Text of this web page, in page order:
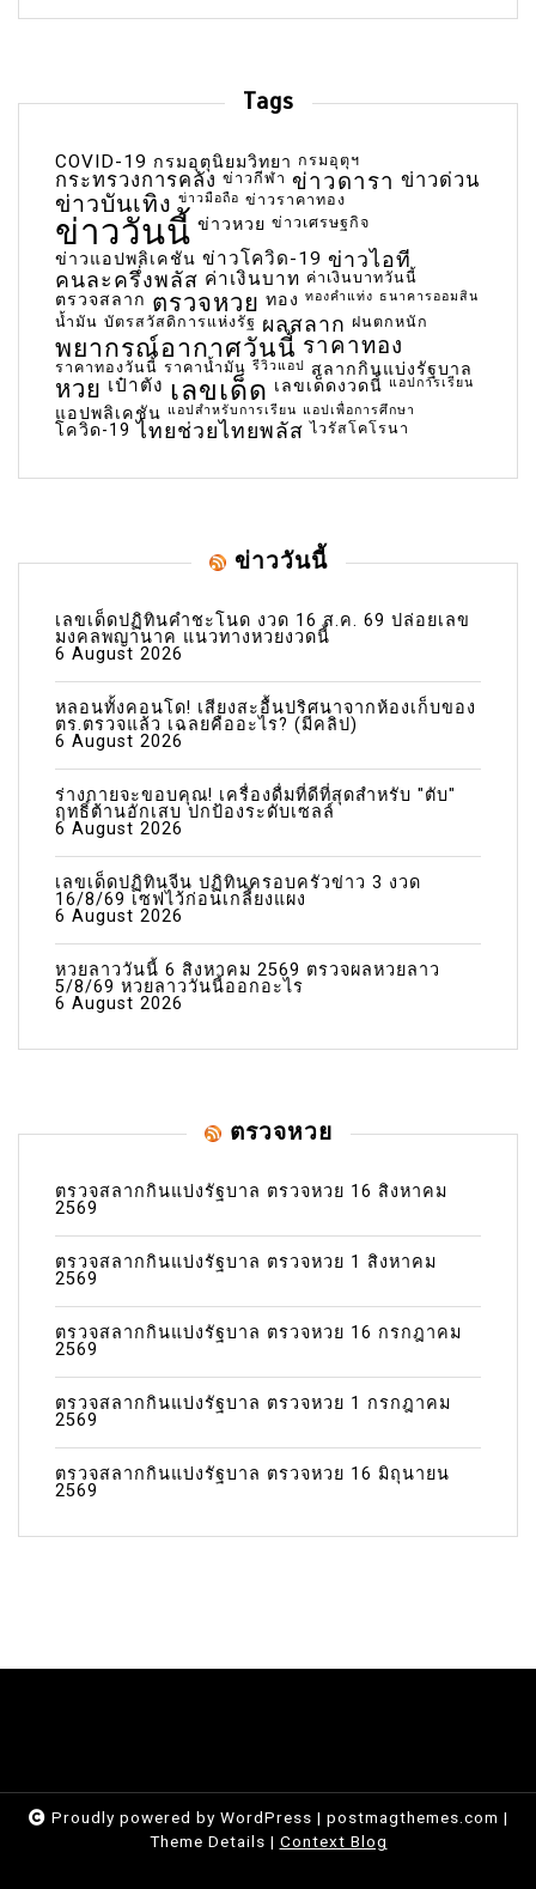
Tags
COVID-19 กรมอุตุนิยมวิทยา กรมอุตุฯ
กระทรวงการคลัง ข่าวกีฬา ข่าวดารา ข่าวด่วน
ข่าวบันเทิง ข่าวมือถือ ข่าวราคาทอง
ข่าววันนี้ ข่าวหวย ข่าวเศรษฐกิจ
ข่าวแอปพลิเคชัน ข่าวโควิด-19 ข่าวไอที
คนละครึ่งพลัส ค่าเงินบาท ค่าเงินบาทวันนี้
ตรวจสลาก ตรวจหวย ทอง ทองคำแท่ง ธนาคารออมสิน
น้ำมัน บัตรสวัสดิการแห่งรัฐ ผลสลาก ฝนตกหนัก
พยากรณ์อากาศวันนี้ ราคาทอง
ราคาทองวันนี้ ราคาน้ำมัน รีวิวแอป สลากกินแบ่งรัฐบาล
หวย เป๋าตัง เลขเด็ด เลขเด็ดงวดนี้ แอปการเรียน
แอปพลิเคชัน แอปสำหรับการเรียน แอปเพื่อการศึกษา
โควิด-19 ไทยช่วยไทยพลัส ไวรัสโคโรนา
ข่าววันนี้
เลขเด็ดปฏิทินคำชะโนด งวด 16 ส.ค. 69 ปล่อยเลข
มงคลพญานาค แนวทางหวยงวดนี้
6 August 2026
หลอนทั้งคอนโด! เสียงสะอื้นปริศนาจากห้องเก็บของ
ตร.ตรวจแล้ว เฉลยคืออะไร? (มีคลิป)
6 August 2026
ร่างกายจะขอบคุณ! เครื่องดื่มที่ดีที่สุดสำหรับ "ตับ"
ฤทธิ์ต้านอักเสบ ปกป้องระดับเซลล์
6 August 2026
เลขเด็ดปฏิทินจีน ปฏิทินครอบครัวข่าว 3 งวด
16/8/69 เซฟไว้ก่อนเกลี้ยงแผง
6 August 2026
หวยลาววันนี้ 6 สิงหาคม 2569 ตรวจผลหวยลาว
5/8/69 หวยลาววันนี้ออกอะไร
6 August 2026
ตรวจหวย
ตรวจสลากกินแบ่งรัฐบาล ตรวจหวย 16 สิงหาคม
2569
ตรวจสลากกินแบ่งรัฐบาล ตรวจหวย 1 สิงหาคม
2569
ตรวจสลากกินแบ่งรัฐบาล ตรวจหวย 16 กรกฎาคม
2569
ตรวจสลากกินแบ่งรัฐบาล ตรวจหวย 1 กรกฎาคม
2569
ตรวจสลากกินแบ่งรัฐบาล ตรวจหวย 16 มิถุนายน
2569
Proudly powered by WordPress | postmagthemes.com |
Theme Details | Context Blog